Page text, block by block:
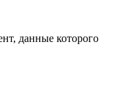
данные которого